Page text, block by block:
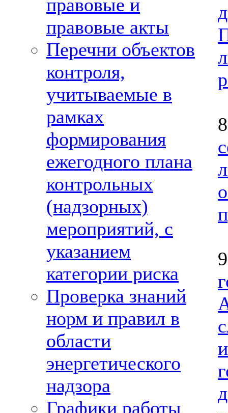
правовые и
правовые акты
Перечни объектов
контроля,
учитываемые в
рамках
формирования
ежегодного плана
контрольных
(надзорных)
мероприятий, с
указанием
категории риска
Проверка знаний
норм и правил в
области
энергетического
надзора
Графики работы